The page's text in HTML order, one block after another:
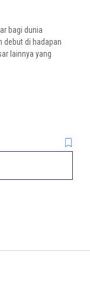
bagi dunia
debut di hadapan
lainnya yang